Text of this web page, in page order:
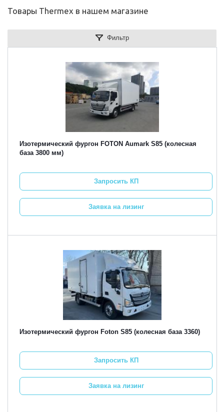
Товары Thermex в нашем магазине
Фильтр
Изотермический фургон FOTON Aumark S85 (колесная
база 3800 мм)
Запросить КП
Заявка на лизинг
Изотермический фургон Foton S85 (колесная база 3360)
Запросить КП
Заявка на лизинг